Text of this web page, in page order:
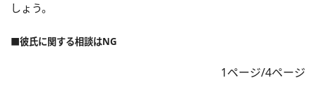
しょう。
■彼氏に関する相談はNG
1ページ/4ページ